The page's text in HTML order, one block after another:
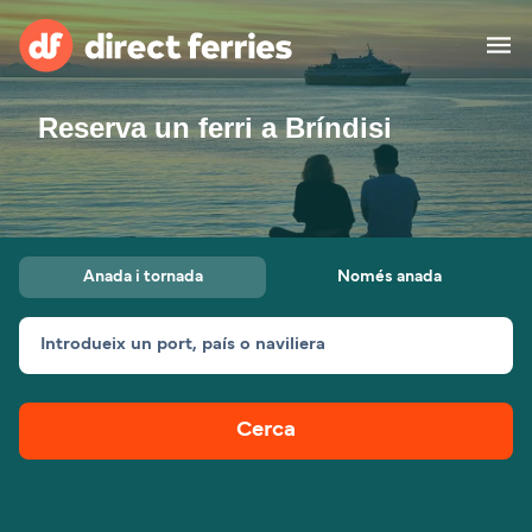
Països
Bitllets de Ferry
Ferris
Reserva un ferri a Bríndisi
Anada i tornada Només anada
Introdueix un port, país o naviliera
Cerca